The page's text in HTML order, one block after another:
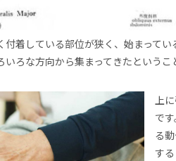
着している部位が狭く、始まって
ろな方向から集まってきたというこ
上
で
る
す